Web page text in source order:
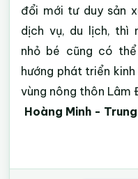
đổi mới tư duy sản
dịch vụ, du lịch, thì
nhỏ bé cũng có
hướng phát triển
vùng nông thôn Lâm
Hoàng Minh -